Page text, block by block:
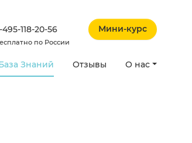
118-20-56
по России
Мини-курс
Знаний Отзывы О нас